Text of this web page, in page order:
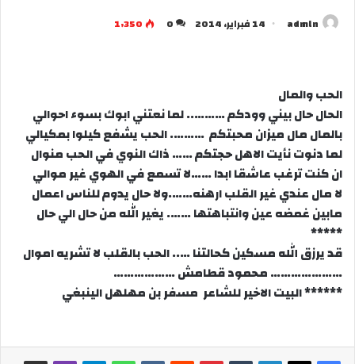
admln 14 فبراير، 2014 0 1٬350
الحب والمال
الحال حال بيني وودكم ……….. لما نعتني ابوك بسوء احوالي
بالمال مال ميزان محبتكم ………. الحب يشفع كيلوا بمكيالي
لما دنوت نأيت الاهل حجتكم …… ذاك النوي في الحب منوال
ان كنت ترغب عاشقا ابدا ……لا تسمع في الهوي غير موالي
لا مال عندي غير القلب ارهنه…….ولا حال يدوم للناس اعمال
مابين غمضه عين وانتباهتها ……. يغير الله من حال الي حال
*****
قد يرزق الله مسكين كحالتنا ….. الحب بالقلب لا تشريه اموال
………………… محمود قطامش ………………
****** البيت الاخير للشاعر مسفر بن مهلهل الينبغي